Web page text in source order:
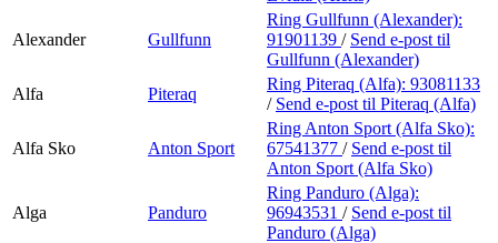
Alexander Gullfunn
Ring Gullfunn (Alexander):
91901139 / Send e-post til
Gullfunn (Alexander)
Alfa
Piteraq
Ring Piteraq (Alfa): 93081133
/ Send e-post til Piteraq (Alfa)
Alfa Sko Anton Sport
Ring Anton Sport (Alfa Sko):
67541377 / Send e-post til
Anton Sport (Alfa Sko)
Alga Panduro
Ring Panduro (Alga):
96943531 / Send e-post til
Panduro (Alga)